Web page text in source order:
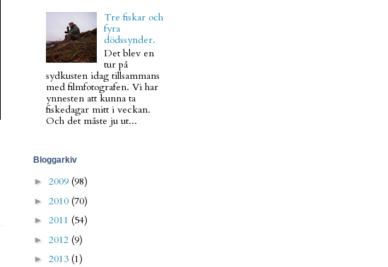
Tre fiskar och
fyra
dödssynder.
Det blev en
tur på
sydkusten idag tillsammans
med filmfotografen. Vi har
ynnesten att kunna ta
fiskedagar mitt i veckan.
Och det måste ju ut...
Bloggarkiv
► 2009 (98)
► 2010 (70)
► 2011 (54)
► 2012 (9)
► 2013 (1)